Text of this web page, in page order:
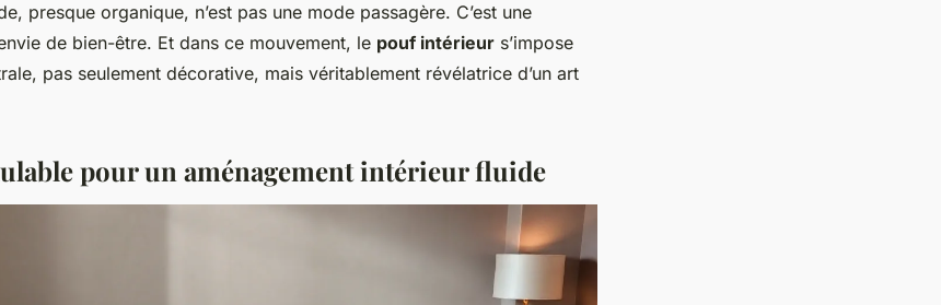
presque organique, n’est pas une mode passagère. C’est une
de bien-être. Et dans ce mouvement, le pouf intérieur s’impose
pas seulement décorative, mais véritablement révélatrice d’un art
pour un aménagement intérieur fluide